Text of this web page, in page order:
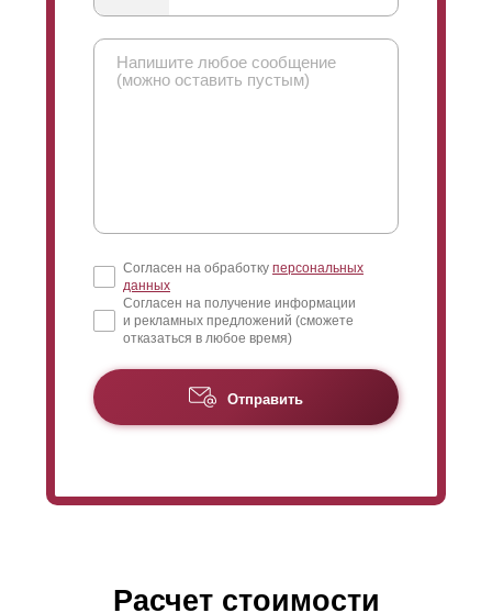
Согласен на обработку персональных
данных
Согласен на получение информации
и рекламных предложений (сможете
отказаться в любое время)
Отправить
Расчет стоимости